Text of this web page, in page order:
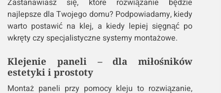
najlepsze dla Twojego domu? Podpowiadamy, kiedy
warto postawić na klej, a kiedy lepiej sięgnąć po
wkręty czy specjalistyczne systemy montażowe.
Klejenie paneli – dla miłośników
estetyki i prostoty
Montaż paneli przy pomocy kleju to rozwiązanie,